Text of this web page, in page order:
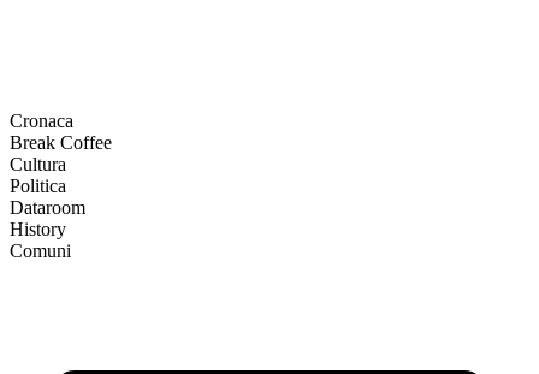
Cronaca
Break Coffee
Cultura
Politica
Dataroom
History
Comuni